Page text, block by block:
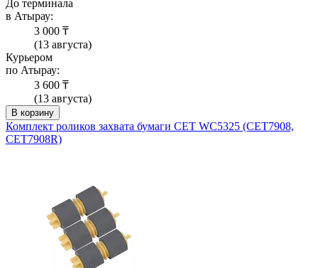
До терминала
в Атырау:
3 000 ₸
(13 августа)
Курьером
по Атырау:
3 600 ₸
(13 августа)
В корзину
Комплект роликов захвата бумаги CET WC5325 (CET7908,
CET7908R)